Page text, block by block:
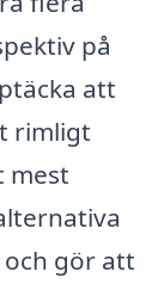
på
att
rimligt
mest
gör att